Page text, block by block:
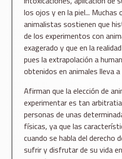
los ojos y en la piel... Muchas
animalistas sostienen que
de los experimentos con
exagerado y que en la
pues la extrapolación a
obtenidos en animales lleva
Afirman que la elección de
experimentar es tan
personas de unas
físicas, ya que las
cuando se habla del derecho
sufrir y disfrutar de su vida